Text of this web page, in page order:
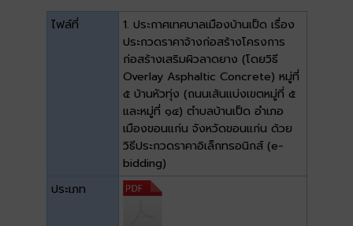
ไฟล์ที่
1. ประกาศเทศบาลเมืองบ้านเป็ด เรื่อง
ประกวดราคาจ้างก่อสร้างโครงการ
ก่อสร้างเสริมผิวลาดยาง (โดยวิธี
Overlay Asphaltic Concrete) หมู่ที่
๕ บ้านหัวทุ่ง (ถนนเส้นแบ่งเขตหมู่ที่ ๕
และหมู่ที่ ๑๔) ตำบลบ้านเป็ด อำเภอ
เมืองขอนแก่น จังหวัดขอนแก่น ด้วย
วิธีประกวดราคาอิเล็กทรอนิกส์ (e-
bidding)
ประเภท